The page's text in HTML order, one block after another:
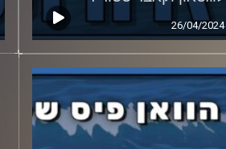
26/04/2024